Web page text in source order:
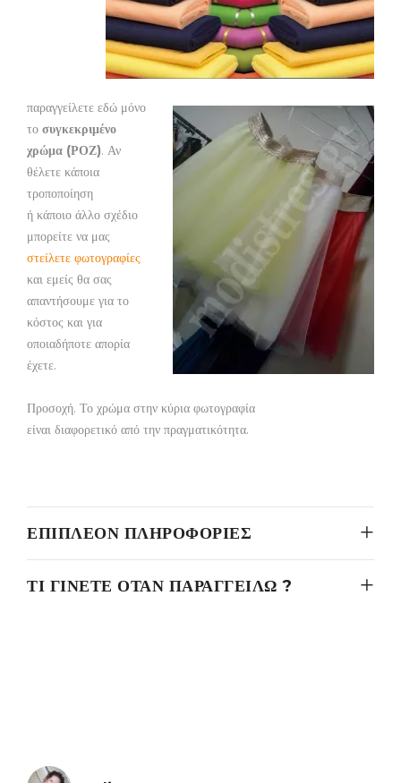
παραγγείλετε εδώ μόνο
το συγκεκριμένο
χρώμα (ΡΟΖ). Αν
θέλετε κάποια
τροποποίηση
ή κάποιο άλλο σχέδιο
μπορείτε να μας
στείλετε φωτογραφίες
και εμείς θα σας
απαντήσουμε για το
κόστος και για
οποιαδήποτε απορία
έχετε.
Προσοχή. Το χρώμα στην κύρια φωτογραφία
είναι διαφορετικό από την πραγματικότητα.
ΕΠΙΠΛΈΟΝ ΠΛΗΡΟΦΟΡΊΕΣ
ΤΙ ΓΊΝΕΤΕ ΌΤΑΝ ΠΑΡΑΓΓΕΊΛΩ ?